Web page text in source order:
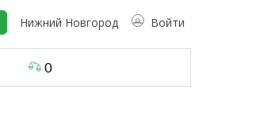
Нижний Новгород Войти
0